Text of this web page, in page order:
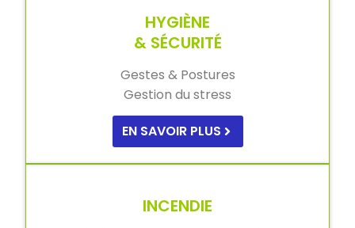
HYGIÈNE
& SÉCURITÉ
Gestes & Postures
Gestion du stress
EN SAVOIR PLUS
INCENDIE